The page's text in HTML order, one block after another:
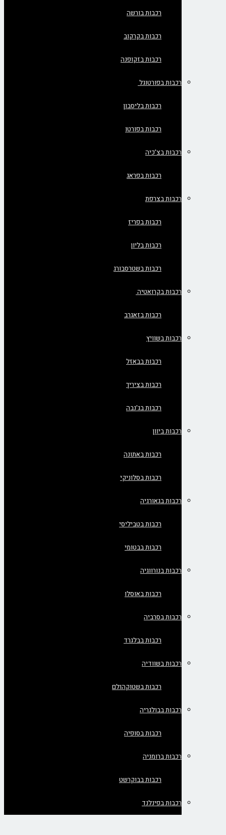
רכבות בורשה
רכבות בקרקוב
רכבות בזקופנה
רכבות בפורטוגל
רכבות בליסבון
רכבות בפורטו
רכבות בצ'כיה
רכבות בפראג
רכבות בצרפת
רכבות בפריז
רכבות בליון
רכבות בשטרסבורג
רכבות בקרואטיה
רכבות בזאגרב
רכבות בשוויץ
רכבות בבאזל
רכבות בציריך
רכבות בג'נבה
רכבות ביוון
רכבות באתונה
רכבות בסלוניקי
רכבות בגאורגיה
רכבות בטביליסי
רכבות בבטומי
רכבות בנורווגיה
רכבות באוסלו
רכבות בסרביה
רכבות בבלגרד
רכבות בשוודיה
רכבות בשטוקהולם
רכבות בבולגריה
רכבות בסופיה
רכבות ברומניה
רכבות בבוקרשט
רכבות בפינלנד